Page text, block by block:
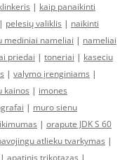
| kaip panaikinti
| pelesių valiklis | naikinti
mediniai nameliai | nameliai
priedai | toneriai | kaseciu
| valymo įrenginiams |
kainos | imones
| muro sienu
| orapute JDK S 60
atlieku tvarkymas |
| apatinis trikotazas |